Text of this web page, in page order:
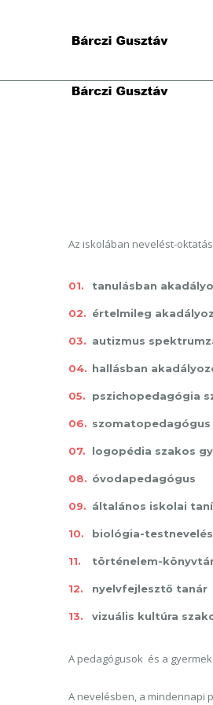
Az iskolában nevelést-
tanulásban
értelmileg
autizmus
hallásban
pszichopedagógia
szomatopedagógus
logopédia szakos
óvodapedagógus
általános iskolai
biológia-
történelem-
nyelvfejlesztő tanár
vizuális kultúra
A pedagógusok és a
A nevelésben, a mindennapi